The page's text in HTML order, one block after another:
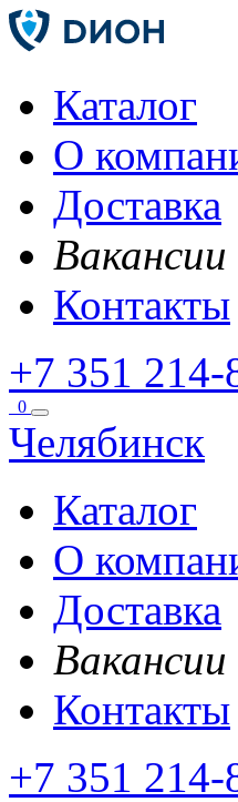
Каталог
О
Доставка
Вакансии
Контакты
+7 351 214-
0
Челябинск
Каталог
О
Доставка
Вакансии
Контакты
+7 351 214-